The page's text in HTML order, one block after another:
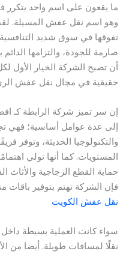
ما يقعون على اسم واحد يتكرر
وهو اسم نقل عفش المسيلة.
تفوقها في سوق شديد
صارمة للجودة، والتزامها
أن تصبح الشركة الخيار الأول
حقيقية في مجال نقل عفش
إن سر تميز شركة الرابطة كـ
إلى عدة عوامل أساسية؛ فهي
والتكنولوجيا الحديثة، وتوفر
المستويات. كما أنها تولي
حماية القطع الزجاجية
فإن الشركة تهتم بتوفير باقات
نقل عفش الكويت
سواء كانت العملية بسيطة
نقلًا لمسافات طويلة. أيضا من